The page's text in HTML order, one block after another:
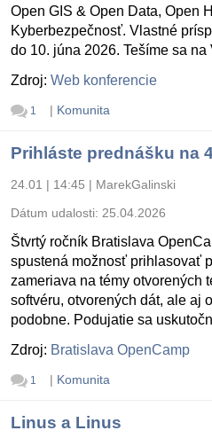
Open GIS & Open Data, Open
Kyberbezpečnosť. Vlastné
do 10. júna 2026. Tešíme sa na
Zdroj: Web konferencie
1 | Komunita
Prihláste prednášku na
24.01 | 14:45 | MarekGalinski
Dátum udalosti: 25.04.2026
Štvrtý ročník Bratislava
spustená možnosť prihlasovať
zameriava na témy otvorených
softvéru, otvorených dát, ale aj
podobne. Podujatie sa
Zdroj: Bratislava OpenCamp
1 | Komunita
Linus a Linus